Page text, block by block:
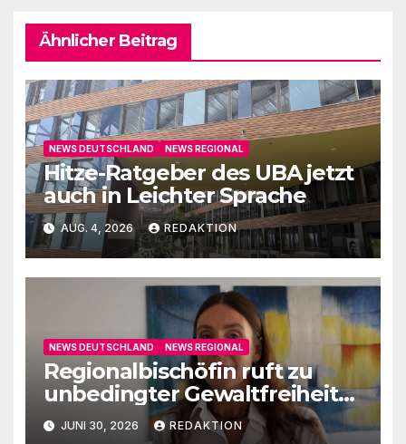
Ähnlicher Beitrag
NEWS DEUTSCHLAND NEWS REGIONAL
Hitze-Ratgeber des UBA jetzt
auch in Leichter Sprache
AUG. 4, 2026 REDAKTION
NEWS DEUTSCHLAND NEWS REGIONAL
Regionalbischöfin ruft zu
unbedingter Gewaltfreiheit
aufJUNI 30, 2026 REDAKTION